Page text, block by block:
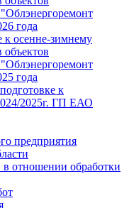
года
к осенне-зимнему
объектов
года
к
2025г. ГП ЕАО
предприятия
отношении обработки